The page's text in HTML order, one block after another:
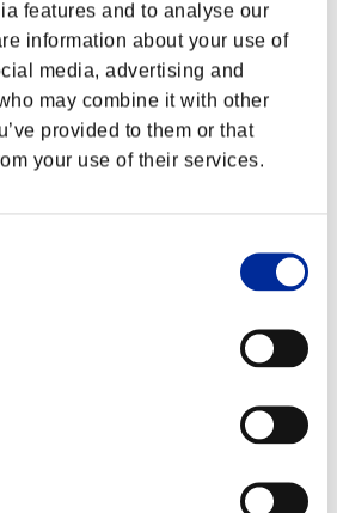
features and to analyse our
information about your use of
media, advertising and
may combine it with other
provided to them or that
your use of their services.